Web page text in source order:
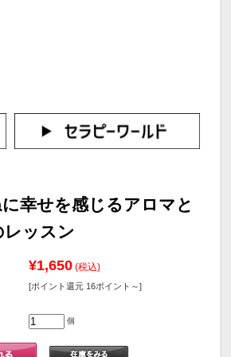
幸せを感じるアロマと
ッスン
¥1,650 (税込)
[ポイント還元 16ポイント～]
個